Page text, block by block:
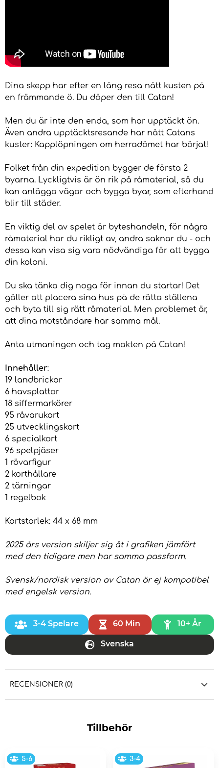
Dina skepp har efter en lång resa nått kusten på
en främmande ö. Du döper den till Catan!
Men du är inte den enda, som har upptäckt ön.
Även andra upptäcktsresande har nått Catans
kuster: Kapplöpningen om herradömet har börjat!
Folket från din expedition bygger de första 2
byarna. Lyckligtvis är ön rik på råmaterial, så du
kan anlägga vägar och bygga byar, som efterhand
blir till städer.
En viktig del av spelet är byteshandeln, för några
råmaterial har du rikligt av, andra saknar du - och
dessa kan visa sig vara nödvändiga för att bygga
din koloni.
Du ska tänka dig noga för innan du startar! Det
gäller att placera sina hus på de rätta ställena
och byta till sig rätt råmaterial. Men problemet är,
att dina motståndare har samma mål.
Anta utmaningen och tag makten på Catan!
Innehåller:
19 landbrickor
6 havsplattor
18 siffermarkörer
95 råvarukort
25 utvecklingskort
6 specialkort
96 spelpjäser
1 rövarfigur
2 korthållare
2 tärningar
1 regelbok
Kortstorlek: 44 x 68 mm
2025 års version skiljer sig åt i grafiken jämfört
med den tidigare men har samma passform.
Svensk/nordisk version av Catan är ej kompatibel
med engelsk version.
3-4 Spelare 60 Min 10+ År
Svenska
RECENSIONER (0)
Tillbehör
5-6 3-4